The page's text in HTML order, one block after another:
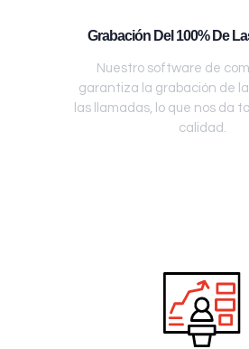
Grabación Del 100% De
Nuestro software de
garantiza la grabación de
las llamadas, lo que nos da
calidad.